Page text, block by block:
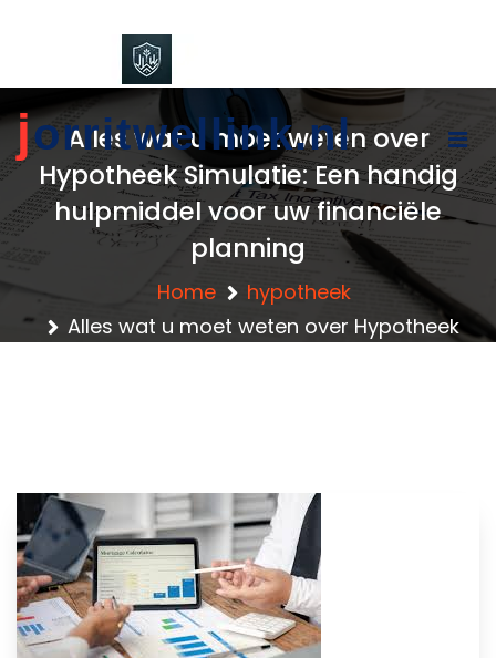
jorritwellink.nl
Alles wat u moet weten over
Hypotheek Simulatie: Een handig
hulpmiddel voor uw financiële
planning
Home
hypotheek
Alles wat u moet weten over Hypotheek